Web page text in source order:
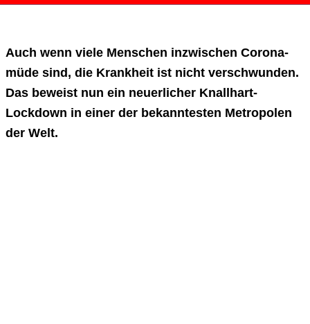
Auch wenn viele Menschen inzwischen Corona-
müde sind, die Krankheit ist nicht verschwunden.
Das beweist nun ein neuerlicher Knallhart-
Lockdown in einer der bekanntesten Metropolen
der Welt.